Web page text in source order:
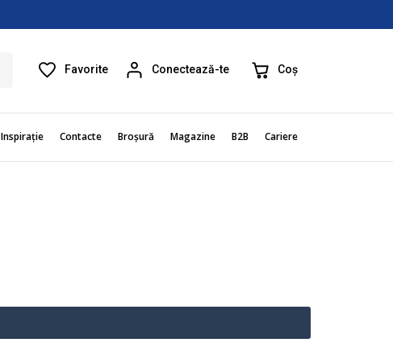
Favorite Conectează-te Coș
Inspirație Contacte Broșură Magazine B2B Cariere